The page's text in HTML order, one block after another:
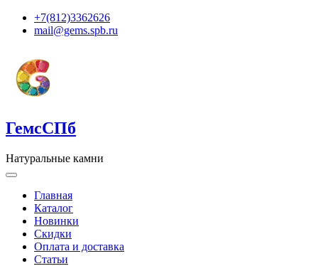
+7(812)3362626
mail@gems.spb.ru
ГемсСПб
Натуральные камни
Главная
Каталог
Новинки
Скидки
Оплата и доставка
Статьи